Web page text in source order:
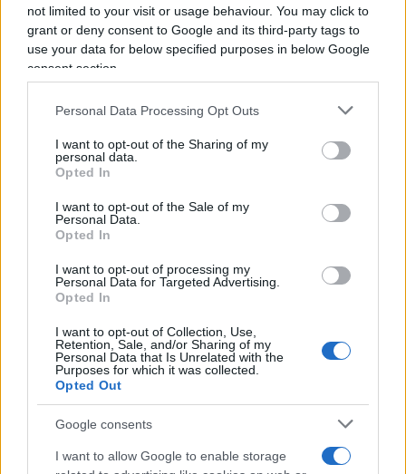
not limited to your visit or usage behaviour. You may click to
grant or deny consent to Google and its third-party tags to
use your data for below specified purposes in below Google
consent section.
Personal Data Processing Opt Outs
I want to opt-out of the Sharing of my
personal data.
Opted In
I want to opt-out of the Sale of my
Personal Data.
Opted In
I want to opt-out of processing my
Personal Data for Targeted Advertising.
Opted In
I want to opt-out of Collection, Use,
Retention, Sale, and/or Sharing of my
Personal Data that Is Unrelated with the
Purposes for which it was collected.
Opted Out
Google consents
I want to allow Google to enable storage
qualsiasi parvenza di gerarchia delle fonti è
saltata sotto i colpi di Dpcm e decreti, ordinanze
ministeriali e regionali, e persino delle Faq del sito
della presidenza del Consiglio, senza che il
“garante” della Costituzione avesse nulla da
eccepire, né nelle sedi preposte né nei suoi
discorsi.
Ora, in apertura del suo secondo settennato,
Mattarella si ricorda improvvisamente della
gerarchia delle fonti e della centralità del
Parlamento. Perché ora? Perché è cambiata la
fase politica: il messaggio rivolto al presidente del
Consiglio è che ora, messo in sicurezza il Colle,
dovrà ascoltare e mostrarsi più aperto alle
richieste del Pd, perché entriamo nell’anno
elettorale.
Uno degli “indirizzi” presidenziali salutato con